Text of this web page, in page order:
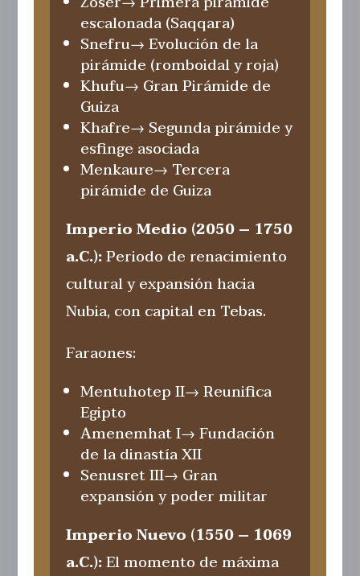
escalonada (Saqqara)
Snefru→ Evolución de la
pirámide (romboidal y roja)
Khufu→ Gran Pirámide de
Guiza
Khafre→ Segunda pirámide y
esfinge asociada
Menkaure→ Tercera
pirámide de Guiza
Imperio Medio (2050 – 1750
a.C.):Periodo de renacimiento
cultural y expansión hacia
Nubia, con capital en Tebas.
Faraones:
Mentuhotep II→ Reunifica
Egipto
Amenemhat I→ Fundación
de la dinastía XII
Senusret III→ Gran
expansión y poder militar
Imperio Nuevo (1550 – 1069
a.C.):El momento de máxima